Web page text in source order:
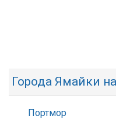
Города Ямайки
Портмор